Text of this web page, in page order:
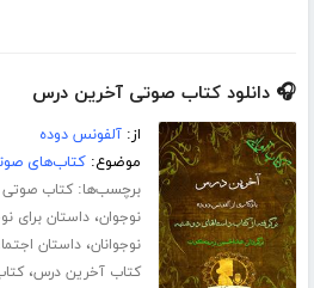
🎧 دانلود کتاب صوتی آخرین درس
از:آلفونس دوده
موضوع:کتاب‌های
برچسب‌ها:کتاب صوتی
نوجوان،داستان برای
نوجوانان،داستان
کتاب آخرین درس،